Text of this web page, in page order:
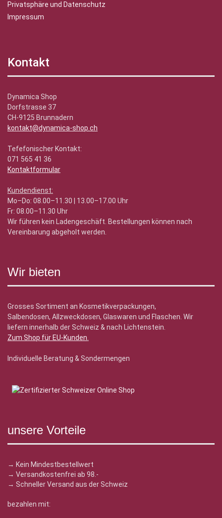
Privatsphäre und Datenschutz
Impressum
Kontakt
Dynamica Shop
Dorfstrasse 37
CH-9125 Brunnadern
kontakt@dynamica-shop.ch
Tefefonischer Kontakt:
071 565 41 36
Kontaktformular
Kundendienst:
Mo–Do: 08.00–11.30 | 13.00–17.00 Uhr
Fr: 08.00–11.30 Uhr
Wir führen kein Ladengeschäft. Bestellungen können nach
Vereinbarung abgeholt werden.
Wir bieten
Grosses Sortiment an Kosmetikverpackungen,
Salbendosen, Allzweckdosen, Glaswaren und Flaschen. Wir
liefern innerhalb der Schweiz & nach Lichtenstein.
Zum Shop für EU-Kunden.
Individuelle Beratung & Sondermengen
unsere Vorteile
→ Kein Mindestbestellwert
→ Versandkostenfrei ab 98.-
→ Schneller Versand aus der Schweiz
bezahlen mit: